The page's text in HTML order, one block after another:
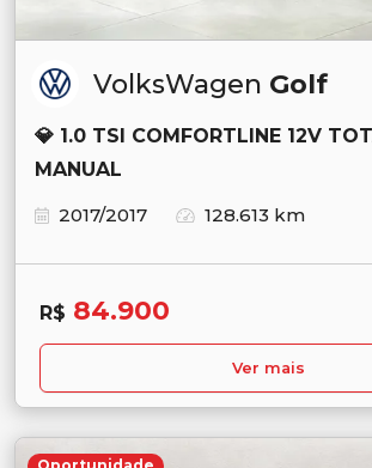
VolksWagen Golf
💎 1.0 TSI COMFORTLINE 12V
MANUAL
2017/2017
128.613 km
R$ 84.900
Ver mais